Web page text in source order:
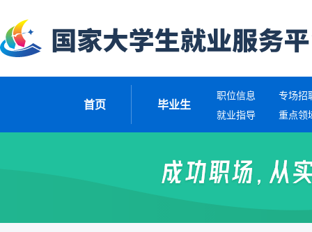
首页 毕业生
职位信息
就业指导
专场招
重点领